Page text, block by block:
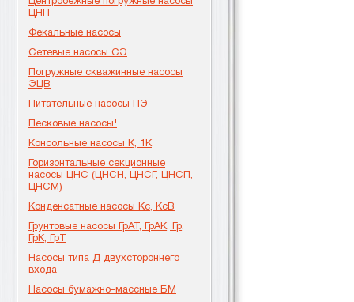
ЦНП
Фекальные насосы
Сетевые насосы СЭ
Погружные скважинные насосы
ЭЦВ
Питательные насосы ПЭ
Песковые насосы'
Консольные насосы К, 1К
Горизонтальные секционные
насосы ЦНС (ЦНСН, ЦНСГ, ЦНСП,
ЦНСМ)
Конденсатные насосы Кс, КсВ
Грунтовые насосы ГрАТ, ГрАК, Гр,
ГрК, ГрТ
Насосы типа Д двухстороннего
входа
Насосы бумажно-массные БМ